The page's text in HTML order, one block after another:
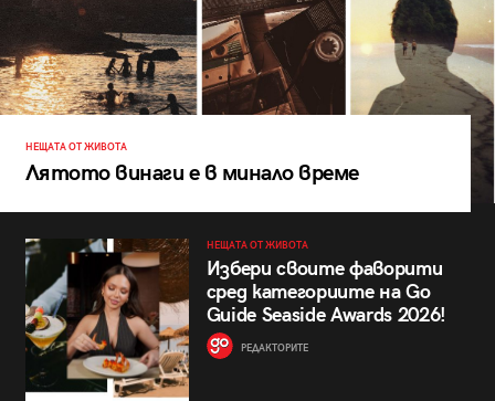
НЕЩАТА ОТ ЖИВОТА
Лятото винаги е в минало време
НЕЩАТА ОТ ЖИВОТА
Избери своите фаворити
сред категориите на Go
Guide Seaside Awards 2026!
РЕДАКТОРИТЕ